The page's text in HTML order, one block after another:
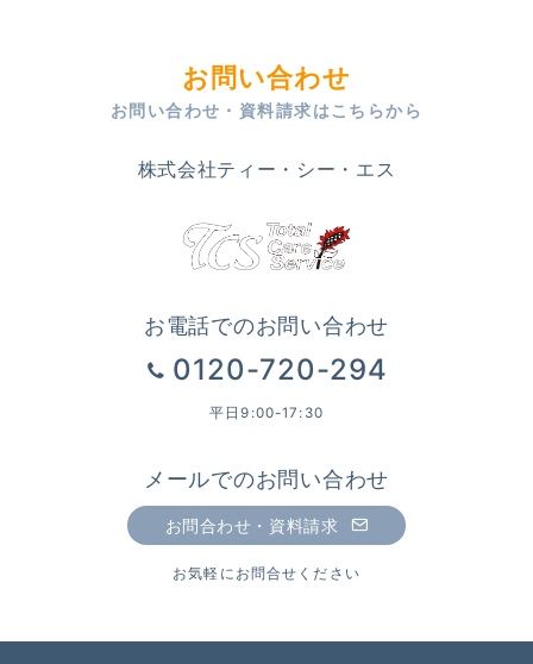
お問い合わせ
お問い合わせ・資料請求はこちらから
株式会社ティー・シー・エス
お電話でのお問い合わせ
0120-720-294
平日9:00-17:30
メールでのお問い合わせ
お問合わせ・資料請求
お気軽にお問合せください